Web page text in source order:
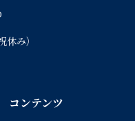
み）
コンテンツ